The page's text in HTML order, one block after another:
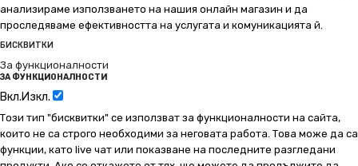
анализираме използването на нашия онлайн магазин и да
проследяваме ефективността на услугата и комуникацията й.
БИСКВИТКИ
За функционалности
ЗА ФУНКЦИОНАЛНОСТИ
Вкл.Изкл.
Този тип "бисквитки" се използват за функционалности на сайта,
които не са строго необходими за неговата работа. Това може да са
функции, като live чат или показване на последните разгледани